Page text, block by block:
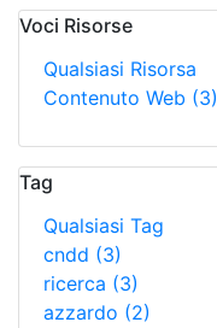
Voci Risorse
Qualsiasi Risorsa
Contenuto Web (3)
Tag
Qualsiasi Tag
cndd (3)
ricerca (3)
azzardo (2)